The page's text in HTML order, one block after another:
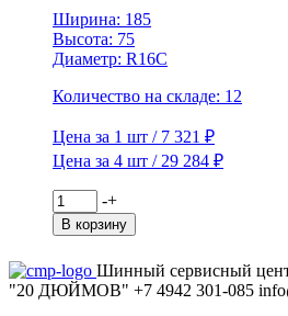
Ширина: 185
Высота: 75
Диаметр: R16C
Количество на складе: 12
Цена за 1 шт / 7 321 ₽
Цена за 4 шт / 29 284 ₽
Количество
товара
Viatti
104/102R
Vettore
-+
В корзину
Шинный сервисный
"20 ДЮЙМОВ" +7 4942 301-085